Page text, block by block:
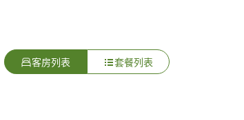
客房列表 套餐列表